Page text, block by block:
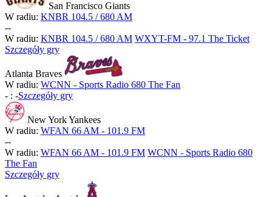
San Francisco Giants
W radiu: KNBR 104.5 / 680 AM
--
W radiu: KNBR 104.5 / 680 AM WXYT-FM - 97.1 The Ticket
Szczegóły gry
Atlanta Braves
W radiu: WCNN - Sports Radio 680 The Fan
- : -Szczegóły gry
New York Yankees
W radiu: WFAN 66 AM - 101.9 FM
--
W radiu: WFAN 66 AM - 101.9 FM WCNN - Sports Radio 680
The Fan
Szczegóły gry